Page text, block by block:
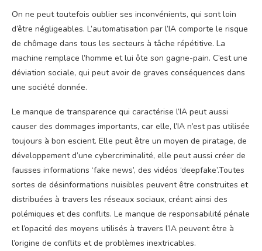
On ne peut toutefois oublier ses inconvénients, qui sont loin
d’être négligeables. L’automatisation par l’IA comporte le risque
de chômage dans tous les secteurs à tâche répétitive. La
machine remplace l’homme et lui ôte son gagne-pain. C’est une
déviation sociale, qui peut avoir de graves conséquences dans
une société donnée.
Le manque de transparence qui caractérise l’IA peut aussi
causer des dommages importants, car elle, l’IA n’est pas utilisée
toujours à bon escient. Elle peut être un moyen de piratage, de
développement d’une cybercriminalité, elle peut aussi créer de
fausses informations ‘fake news’, des vidéos ‘deepfake’.Toutes
sortes de désinformations nuisibles peuvent être construites et
distribuées à travers les réseaux sociaux, créant ainsi des
polémiques et des conflits. Le manque de responsabilité pénale
et l’opacité des moyens utilisés à travers l’IA peuvent être à
l’origine de conflits et de problèmes inextricables.